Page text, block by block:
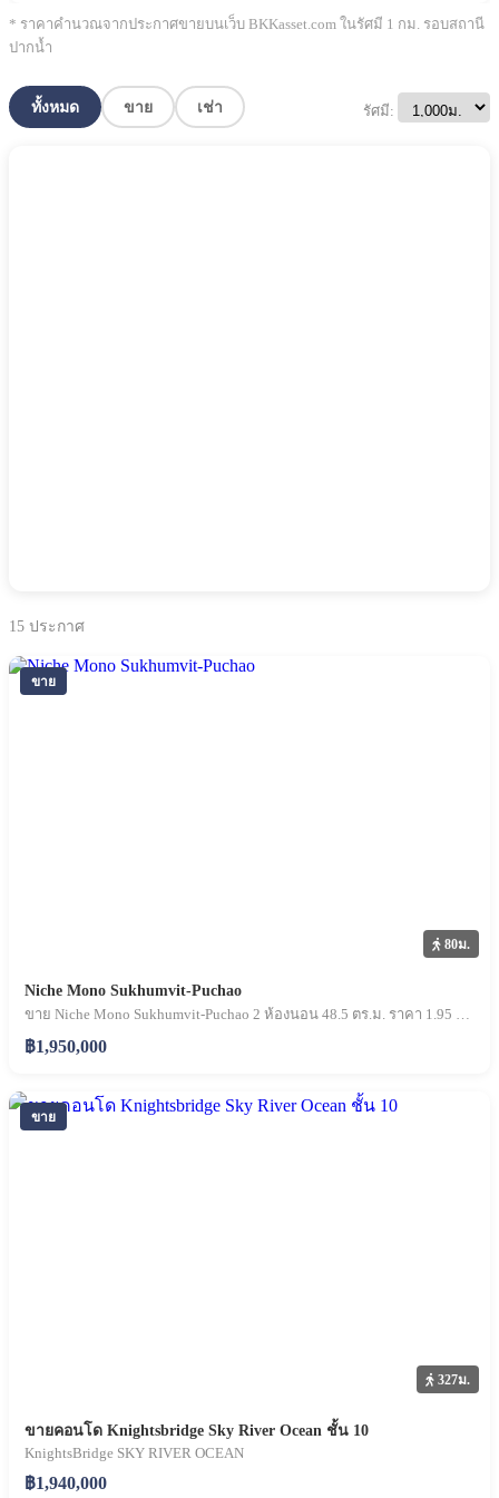
* ราคาคำนวณจากประกาศขายบนเว็บ BKKasset.com ในรัศมี 1 กม. รอบสถานี
ปากน้ำ
ทั้งหมด ขาย เช่า รัศมี:
15 ประกาศ
ขาย
80ม.
Niche Mono Sukhumvit-Puchao
฿1,950,000
ขาย
327ม.
ขายคอนโด Knightsbridge Sky River Ocean ชั้น 10
KnightsBridge SKY RIVER OCEAN
฿1,940,000